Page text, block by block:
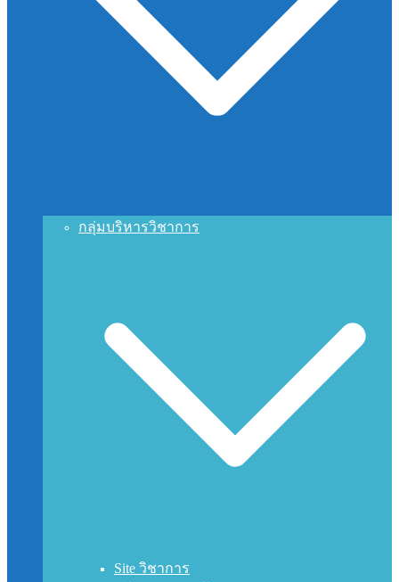
กลุ่มบริหารวิชาการ
Site วิชาการ